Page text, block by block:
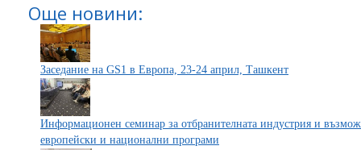
Още новини:
Заседание на GS1 в Европа, 23-24 април, Ташкент
Информационен семинар за отбранителната индустрия и
европейски и национални програми